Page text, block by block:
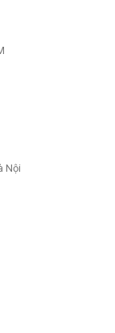
Nội